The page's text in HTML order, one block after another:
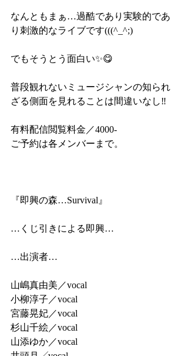
なんともまぁ…過酷であり実験的であ
り刺激的なライブです(((^_^;)
でもそうとう面白い✨😋
普段観れないミュージシャンの知られ
ざる側面を見れることは間違いなし‼️
有料配信閲覧料金／4000-
ご予約は各メンバーまで。
『即興の森…Survival』
…くじ引きによる即興…
…出演者…
山嶋真由美／vocal
小柳淳子／vocal
宮藤晃妃／vocal
杉山千絵／vocal
山添ゆか／vocal